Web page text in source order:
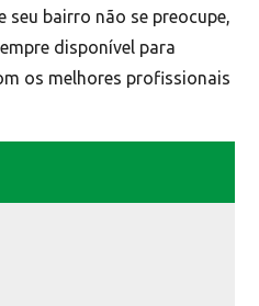
seu bairro não se preocupe,
disponível para
os melhores profissionais